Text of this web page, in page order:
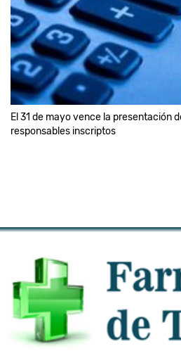
El 31 de mayo vence la presentación
responsables inscriptos